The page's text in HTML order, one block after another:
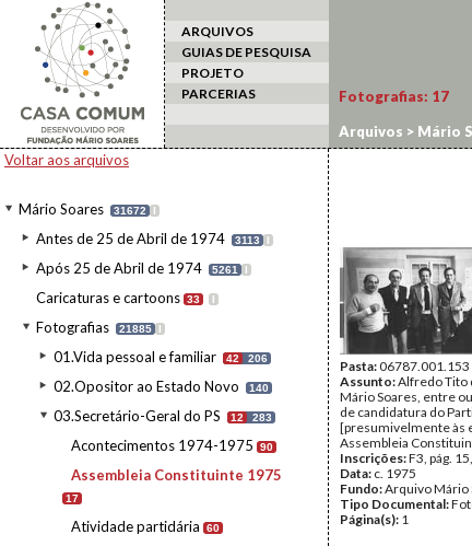
ARQUIVOS
GUIAS DE PESQUISA
PROJETO
PARCERIAS
Voltar aos arquivos
Mário Soares 31672 I
Antes de 25 de Abril de 1974 3113 I
Após 25 de Abril de 1974 5261 I
Caricaturas e cartoons 33 I
Fotografias 21885 I
01.Vida pessoal e familiar 42 206
02.Opositor ao Estado Novo 140
03.Secretário-Geral do PS 12 283
Acontecimentos 1974-1975 90
Assembleia Constituinte 1975
17
Atividade partidária 60
Fotografias: 17
Arquivos > Mário
Pasta:06787.001.153
Assunto:Alfredo Tito
Mário Soares, entre
de candidatura do
[presumivelmente às
Assembleia
Inscrições:F3, pág.
Data: c. 1975
Fundo:Arquivo Mário
Tipo Documental:
Página(s): 1